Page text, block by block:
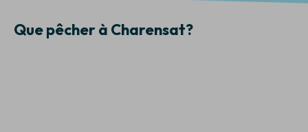
Que pêcher à Charensat?